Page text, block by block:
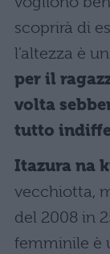
scoprirà di
l’altezza è
per il
volta
tutto
Itazura na
vecchiotta,
del 2008 in
femminile è